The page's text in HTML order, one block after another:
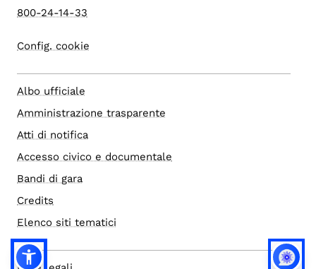
800-24-14-33
Config. cookie
Albo ufficiale
Amministrazione trasparente
Atti di notifica
Accesso civico e documentale
Bandi di gara
Credits
Elenco siti tematici